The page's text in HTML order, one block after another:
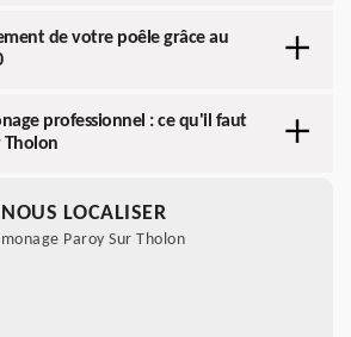
de votre poêle grâce au
professionnel : ce qu'il faut
Tholon
NOUS LOCALISER
Paroy Sur Tholon